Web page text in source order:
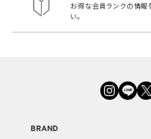
お得な会員ランクの情報
い。
BRAND